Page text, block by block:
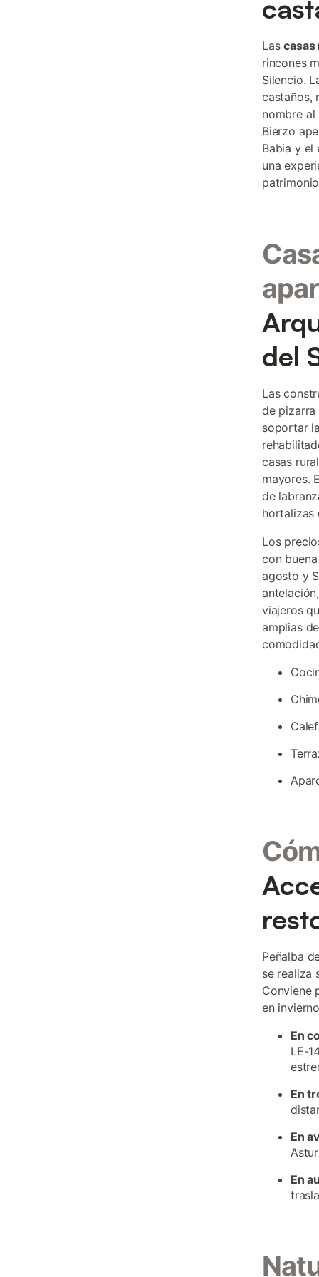
Lascasas
rincones
Silencio.
castaños,
nombre al
Bierzo
Babia y el
una
del
Las
de pizarra
soportar
casas
mayores.
de
hortalizas
Los
con
agosto y
viajeros
amplias
Peñalba
se realiza
Conviene
en
En
LE-
En
En
En